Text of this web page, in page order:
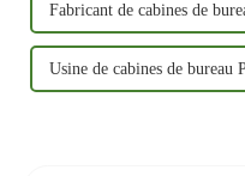
Fabricant de cabines de
Usine de cabines de bureau